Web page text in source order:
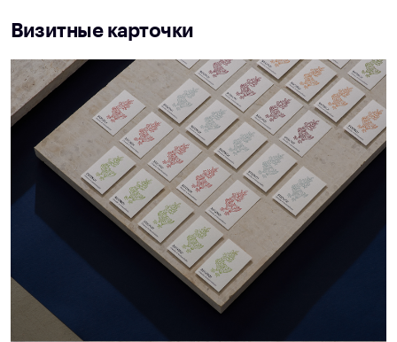
Визитные карточки